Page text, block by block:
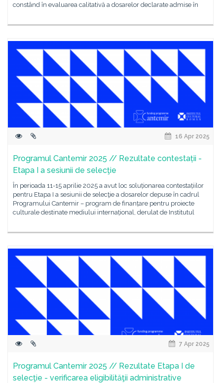
constând în evaluarea calitativă a dosarelor declarate admise în
16 Apr 2025
Programul Cantemir 2025 // Rezultate contestații -
Etapa I a sesiunii de selecţie
În perioada 11-15 aprilie 2025 a avut loc soluționarea contestațiilor
pentru Etapa I a sesiunii de selecţie a dosarelor depuse în cadrul
Programului Cantemir – program de finanțare pentru proiecte
culturale destinate mediului internațional, derulat de Institutul
7 Apr 2025
Programul Cantemir 2025 // Rezultate Etapa I de
selecţie - verificarea eligibilităţii administrative